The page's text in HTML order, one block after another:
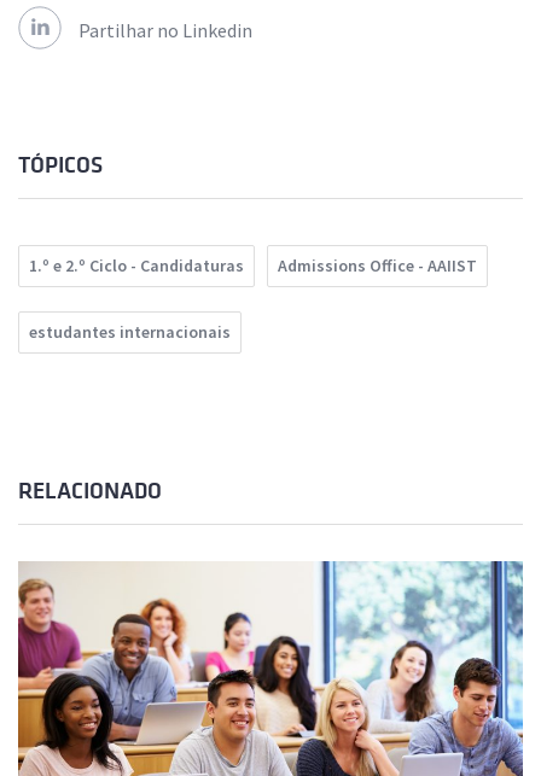
Partilhar no Linkedin
TÓPICOS
1.º e 2.º Ciclo - Candidaturas Admissions Office - AAIIST
estudantes internacionais
RELACIONADO